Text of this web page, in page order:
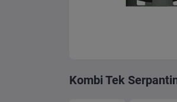
Kombi Tek